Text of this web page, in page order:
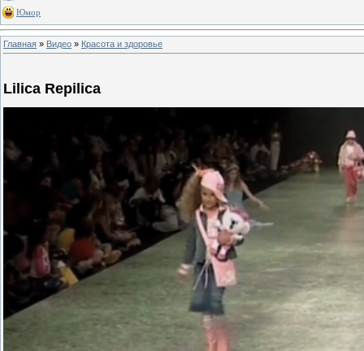
Юмор
Главная » Видео » Красота и здоровье
Lilica Repilica